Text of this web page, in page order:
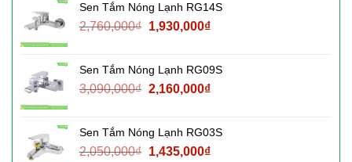
2,220,000₫.là:
1,550,000₫.
Sen Tắm Nóng Lạnh RG14S
2,760,000₫ Giá
2,760,000₫.
1,930,000₫Giá
là:
1,930,000₫.
Sen Tắm Nóng Lạnh RG09S
3,090,000₫ Giá
3,090,000₫.
2,160,000₫Giá
là:
2,160,000₫.
Sen Tắm Nóng Lạnh RG03S
2,050,000₫ Giá
1,435,000₫Giá